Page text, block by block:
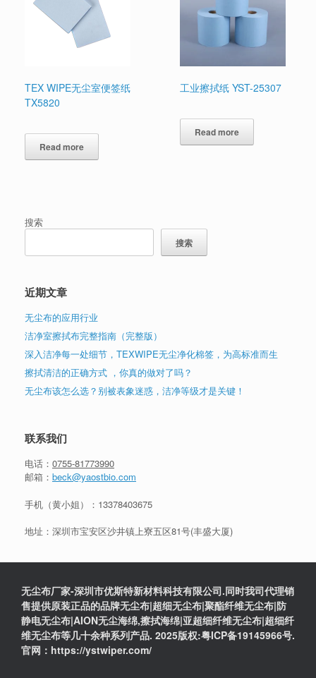
TEX WIPE无尘室便签纸
TX5820
Read more
工业擦拭纸 YST-25307
Read more
搜索
搜索
近期文章
无尘布的应用行业
洁净室擦拭布完整指南（完整版）
深入洁净每一处细节，TEXWIPE无尘净化棉签，为高标准而生
擦拭清洁的正确方式 ，你真的做对了吗？
无尘布该怎么选？别被表象迷惑，洁净等级才是关键！
联系我们
电话： 0755-81773990
邮箱： beck@yaostbio.com
手机（黄小姐）： 13378403675
地址：深圳市宝安区沙井镇上寮五区81号(丰盛大厦)
无尘布厂家-深圳市优斯特新材料科技有限公司.同时我司代理销
售提供原装正品的品牌无尘布|超细无尘布|聚酯纤维无尘布|防
静电无尘布|AION无尘海绵,擦拭海绵|亚超细纤维无尘布|超细纤
维无尘布等几十余种系列产品. 2025版权:粤ICP备19145966号.
官网：https://ystwiper.com/